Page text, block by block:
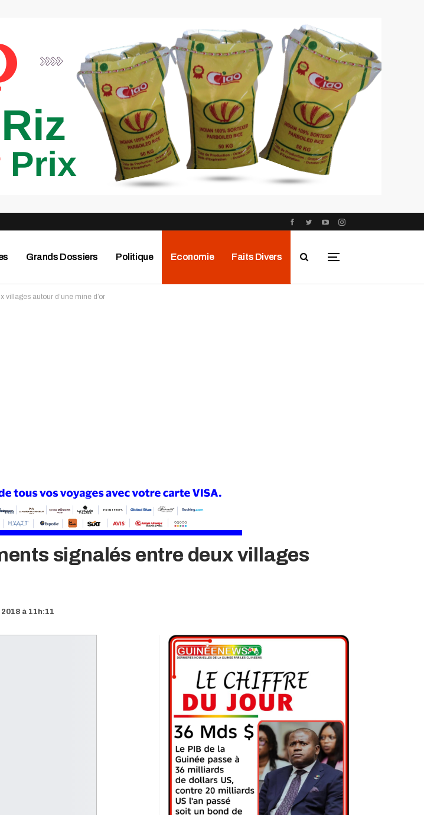
Grands Dossiers Politique Economie Faits Divers
villages autour d’une mine d’or
signalés entre deux villages
à 11h:11